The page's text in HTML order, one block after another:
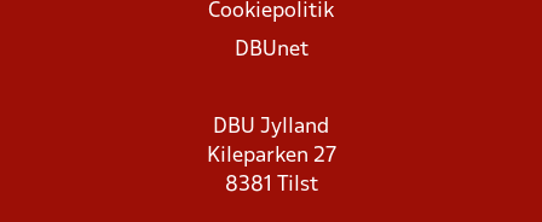
Cookiepolitik
DBUnet
DBU Jylland
Kileparken 27
8381 Tilst